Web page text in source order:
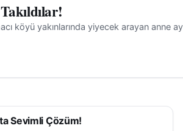
köyü yakınlarında yiyecek arayan anne
Sevimli Çözüm!